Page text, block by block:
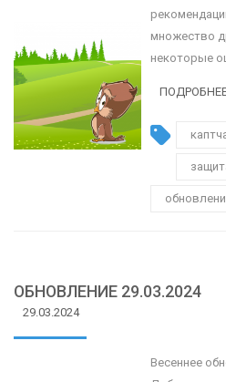
множество
некоторые
ОБНОВЛЕНИЕ 29.03.2024
29.03.2024
Весеннее